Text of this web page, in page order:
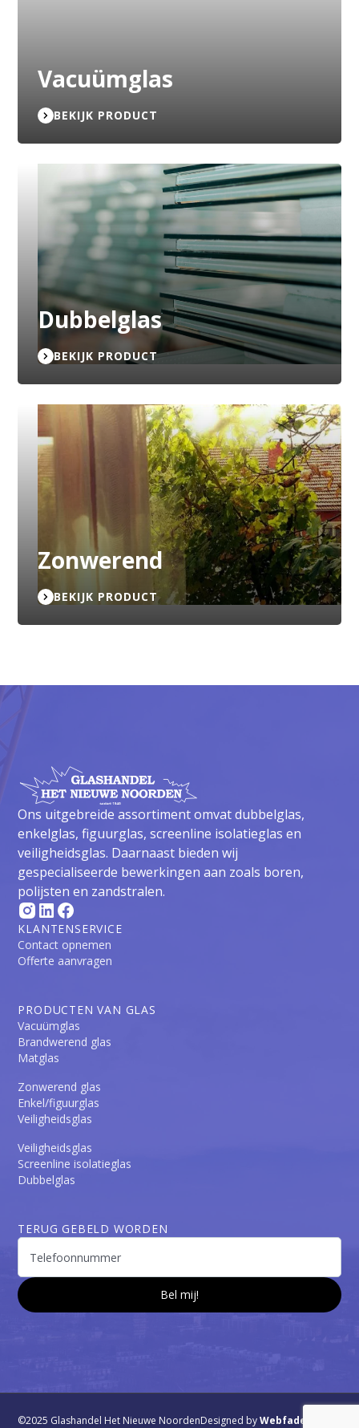
Vacuümglas
BEKIJK PRODUCT
Dubbelglas
BEKIJK PRODUCT
Zonwerend
BEKIJK PRODUCT
Ons uitgebreide assortiment omvat dubbelglas,
enkelglas, figuurglas, screenline isolatieglas en
veiligheidsglas. Daarnaast bieden wij
gespecialiseerde bewerkingen aan zoals boren,
polijsten en zandstralen.
KLANTENSERVICE
Contact opnemen
Offerte aanvragen
TERUG GEBELD WORDEN
PRODUCTEN VAN GLAS
Vacuümglas
Brandwerend glas
Matglas
Zonwerend glas
Enkel/figuurglas
Veiligheidsglas
Veiligheidsglas
Screenline isolatieglas
Dubbelglas
©2025 Glashandel Het Nieuwe NoordenDesigned byWebfade